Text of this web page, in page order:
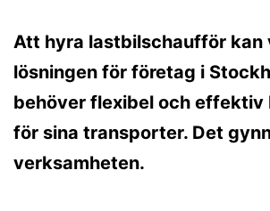
Att hyra lastbilschaufför kan
lösningen för företag i
behöver flexibel och effektiv
för sina transporter. Det
verksamheten.